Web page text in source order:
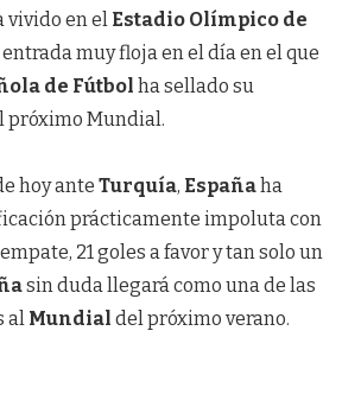
vivido en el Estadio Olímpico de
muy floja en el día en el que
de Fútbol ha sellado su
próximo Mundial.
hoy ante Turquía, Españaha
prácticamente impoluta con
21 goles a favor y tan solo un
sin duda llegará como una de las
al Mundial del próximo verano.